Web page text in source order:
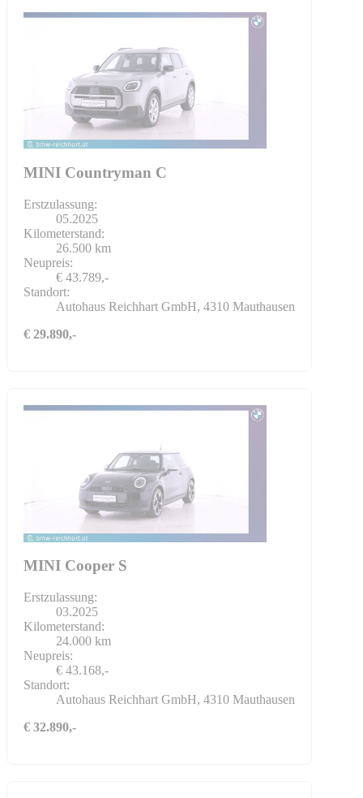
MINI Countryman C
Erstzulassung:
05.2025
Kilometerstand:
26.500 km
Neupreis:
€ 43.789,-
Standort:
Autohaus Reichhart GmbH, 4310 Mauthausen
€ 29.890,-
MINI Cooper S
Erstzulassung:
03.2025
Kilometerstand:
24.000 km
Neupreis:
€ 43.168,-
Standort:
Autohaus Reichhart GmbH, 4310 Mauthausen
€ 32.890,-